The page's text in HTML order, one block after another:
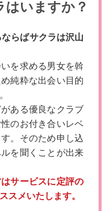
はいますか？
らばサクラは沢山
を求める男女を斡
純粋な出会い目的
ある優良なクラブ
のお付き合いレベ
。そのため申し込
を聞くことが出来
サービスに定評の
スメいたします。